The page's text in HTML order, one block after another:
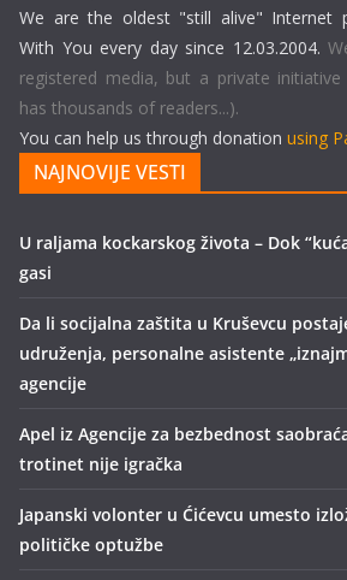
We are the oldest "still alive" Internet
With You every day since 12.03.2004.
registered media, but a private
has thousands of readers...).
You can help us through donation using
NAJNOVIJE VESTI
U raljama kockarskog života – Dok
gasi
Da li socijalna zaštita u Kruševcu
udruženja, personalne asistente
agencije
Apel iz Agencije za bezbednost
trotinet nije igračka
Japanski volonter u Ćićevcu umesto
političke optužbe